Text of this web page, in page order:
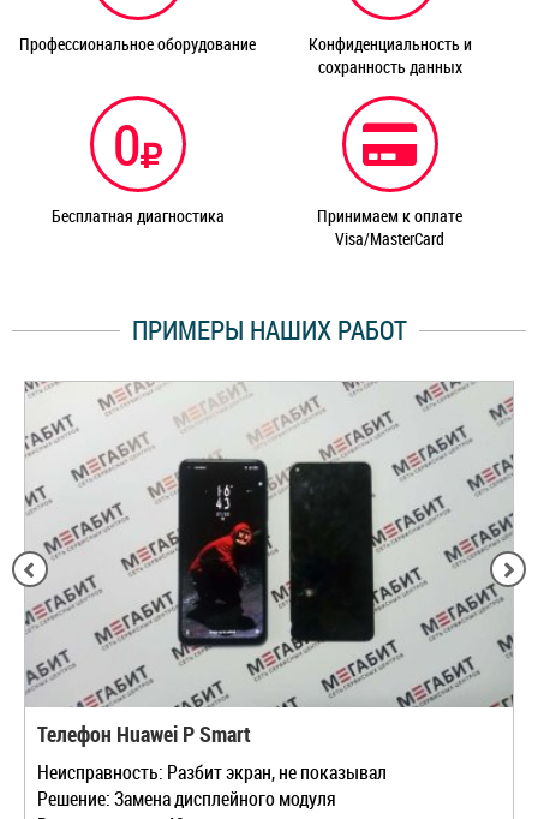
Профессиональное оборудование
Конфиденциальность и
сохранность данных
0
Бесплатная диагностика
Принимаем к оплате
Visa/MasterCard
ПРИМЕРЫ НАШИХ РАБОТ
Телефон Huawei P Smart
Неисправность: Разбит экран, не показывал
Решение: Замена дисплейного модуля